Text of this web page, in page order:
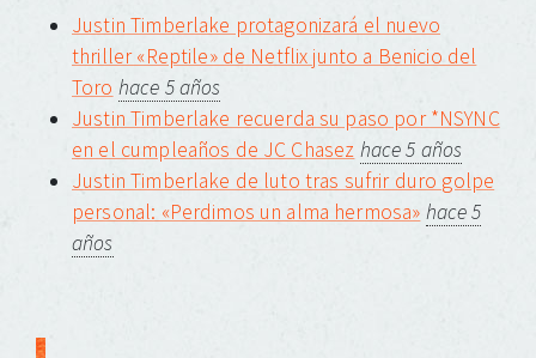
Justin Timberlake protagonizará el nuevo
thriller «Reptile» de Netflix junto a Benicio del
Toro hace 5 años
Justin Timberlake recuerda su paso por *NSYNC
en el cumpleaños de JC Chasez hace 5 años
Justin Timberlake de luto tras sufrir duro golpe
personal: «Perdimos un alma hermosa» hace 5
años